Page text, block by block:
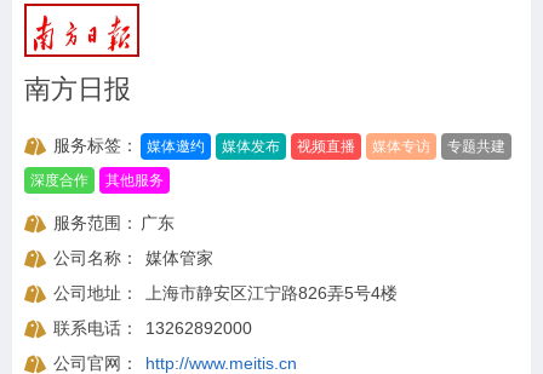
南方日报
服务标签： 媒体邀约 媒体发布 视频直播 媒体专访
专题共建
深度合作
其他服务
服务范围：
广东
公司名称：
媒体管家
公司地址：
上海市静安区江宁路826弄5号4楼
联系电话：
13262892000
公司官网：
http://www.meitis.cn